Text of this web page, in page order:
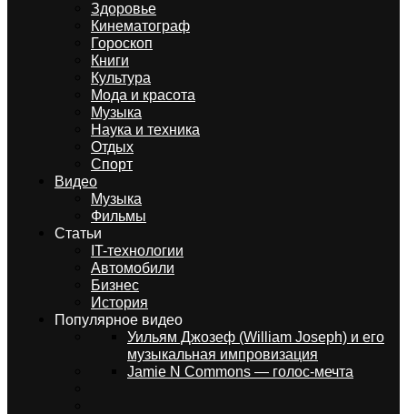
Здоровье
Кинематограф
Гороскоп
Книги
Культура
Мода и красота
Музыка
Наука и техника
Отдых
Спорт
Видео
Музыка
Фильмы
Статьи
IT-технологии
Автомобили
Бизнес
История
Популярное видео
Уильям Джозеф (William Joseph) и его
музыкальная импровизация
Jamie N Commons — голос-мечта